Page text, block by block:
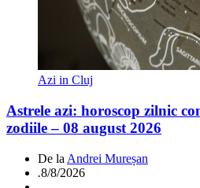
Azi in Cluj
Astrele azi: horoscop zilnic
zodiile – 08 august 2026
De la Andrei Mureșan
.8/8/2026